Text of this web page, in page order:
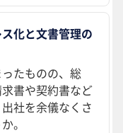
化と文書管理の
たものの、総
書や契約書など
社を余儀なくさ
。